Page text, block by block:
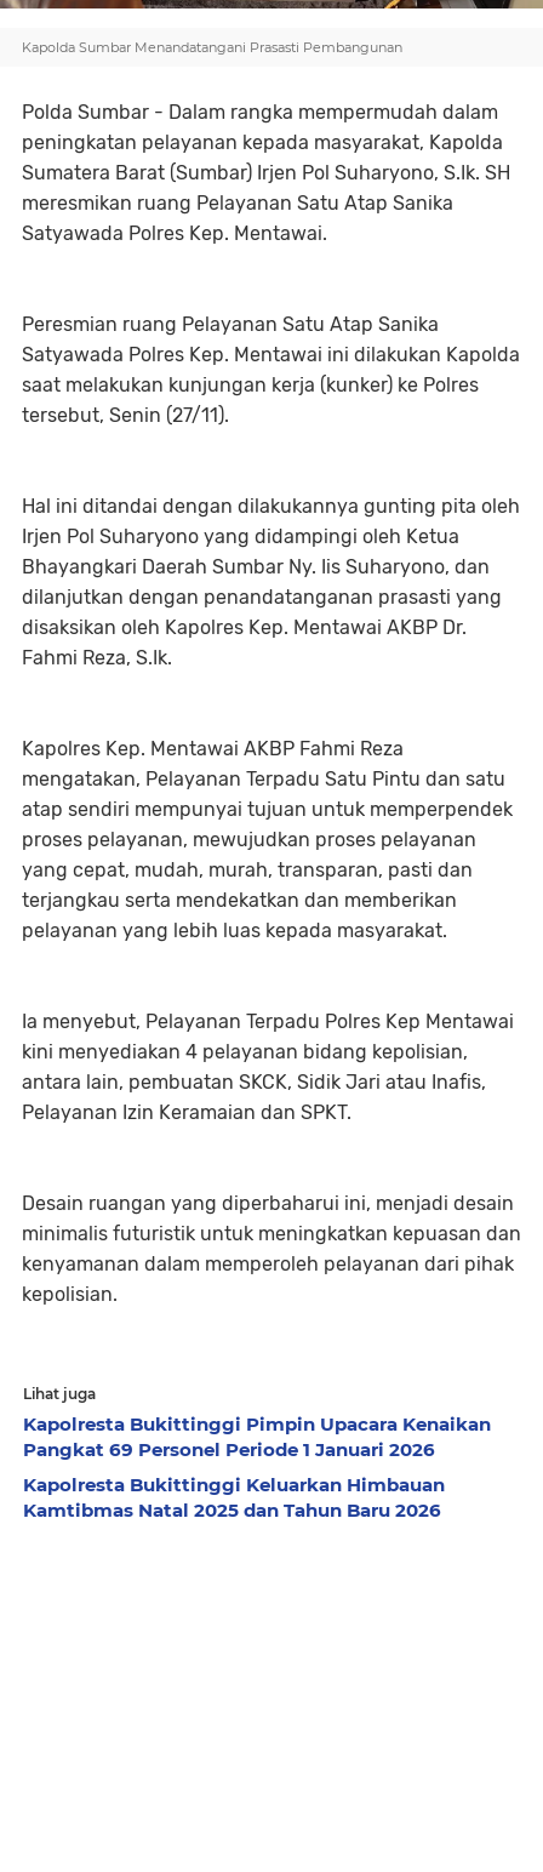
Kapolda Sumbar Menandatangani Prasasti Pembangunan
Polda Sumbar - Dalam rangka mempermudah dalam
peningkatan pelayanan kepada masyarakat, Kapolda
Sumatera Barat (Sumbar) Irjen Pol Suharyono, S.Ik. SH
meresmikan ruang Pelayanan Satu Atap Sanika
Satyawada Polres Kep. Mentawai.
Peresmian ruang Pelayanan Satu Atap Sanika
Satyawada Polres Kep. Mentawai ini dilakukan Kapolda
saat melakukan kunjungan kerja (kunker) ke Polres
tersebut, Senin (27/11).
Hal ini ditandai dengan dilakukannya gunting pita oleh
Irjen Pol Suharyono yang didampingi oleh Ketua
Bhayangkari Daerah Sumbar Ny. Iis Suharyono, dan
dilanjutkan dengan penandatanganan prasasti yang
disaksikan oleh Kapolres Kep. Mentawai AKBP Dr.
Fahmi Reza, S.Ik.
Kapolres Kep. Mentawai AKBP Fahmi Reza
mengatakan, Pelayanan Terpadu Satu Pintu dan satu
atap sendiri mempunyai tujuan untuk memperpendek
proses pelayanan, mewujudkan proses pelayanan
yang cepat, mudah, murah, transparan, pasti dan
terjangkau serta mendekatkan dan memberikan
pelayanan yang lebih luas kepada masyarakat.
Ia menyebut, Pelayanan Terpadu Polres Kep Mentawai
kini menyediakan 4 pelayanan bidang kepolisian,
antara lain, pembuatan SKCK, Sidik Jari atau Inafis,
Pelayanan Izin Keramaian dan SPKT.
Desain ruangan yang diperbaharui ini, menjadi desain
minimalis futuristik untuk meningkatkan kepuasan dan
kenyamanan dalam memperoleh pelayanan dari pihak
kepolisian.
Lihat juga
Kapolresta Bukittinggi Pimpin Upacara Kenaikan
Pangkat 69 Personel Periode 1 Januari 2026
Kapolresta Bukittinggi Keluarkan Himbauan
Kamtibmas Natal 2025 dan Tahun Baru 2026